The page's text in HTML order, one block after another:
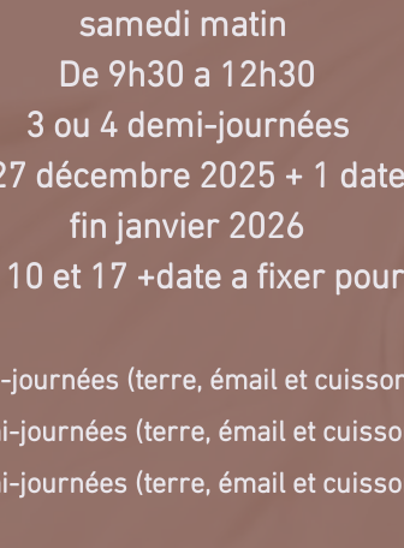
samedi matin
De 9h30 a 12h30
3 ou 4 demi-journées
décembre 2025 + 1
fin janvier 2026
et 17 +date a fixer
journées (terre, émail et
journées (terre, émail et
journées (terre, émail et